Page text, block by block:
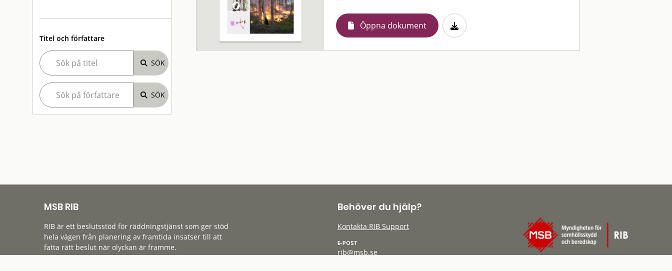
Titel och författare
Öppna dokument
MSB RIB
RIB är ett beslutsstöd för räddningstjänst som ger stöd
hela vägen från planering av framtida insatser till att
fatta rätt beslut när olyckan är framme.
Behöver du hjälp?
Kontakta RIB Support
E-POST
rib@msb.se